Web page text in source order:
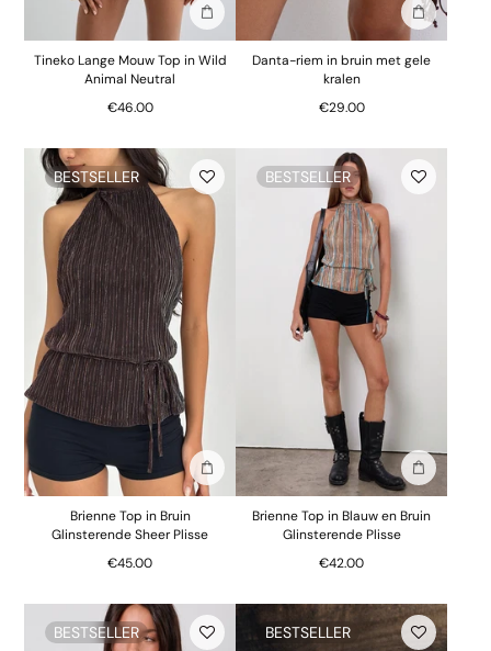
In winkelmand
Tineko Lange Mouw Top in Wild
Animal Neutral
€46.00
In
Danta-riem in bruin met gele
kralen
€29.00
BESTSELLER
In winkelmand
Brienne Top in Bruin
Glinsterende Sheer Plisse
€45.00
BESTSELLER
In
Brienne Top in Blauw en Bruin
Glinsterende Plisse
€42.00
BESTSELLER BESTSELLER